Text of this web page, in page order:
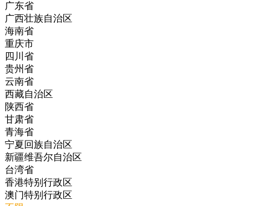
广东省
广西壮族自治区
海南省
重庆市
四川省
贵州省
云南省
西藏自治区
陕西省
甘肃省
青海省
宁夏回族自治区
新疆维吾尔自治区
台湾省
香港特别行政区
澳门特别行政区